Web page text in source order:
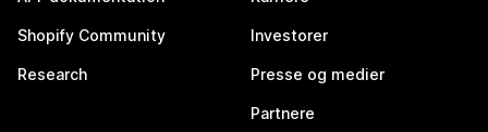
Shopify Community
Research
Investorer
Presse og medier
Partnere